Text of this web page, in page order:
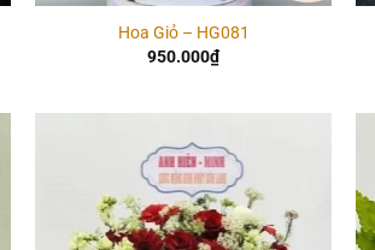
Hoa Giỏ – HG081
950.000₫